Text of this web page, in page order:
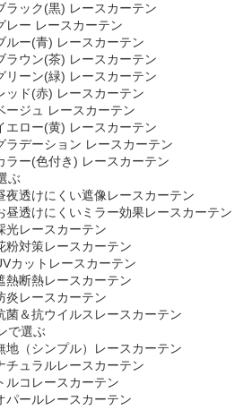
ラック(黒) レースカーテン
レー レースカーテン
ルー(青) レースカーテン
ラウン(茶) レースカーテン
リーン(緑) レースカーテン
ッド(赤) レースカーテン
ージュ レースカーテン
エロー(黄) レースカーテン
ラデーション レースカーテン
ラー(色付き) レースカーテン
ぶ
夜透けにくい遮像レースカーテン
昼透けにくいミラー効果レースカーテン
光レースカーテン
粉対策レースカーテン
カットレースカーテン
熱断熱レースカーテン
炎レースカーテン
菌＆抗ウイルスレースカーテン
で選ぶ
地（シンプル）レースカーテン
チュラルレースカーテン
ルコレースカーテン
パールレースカーテン